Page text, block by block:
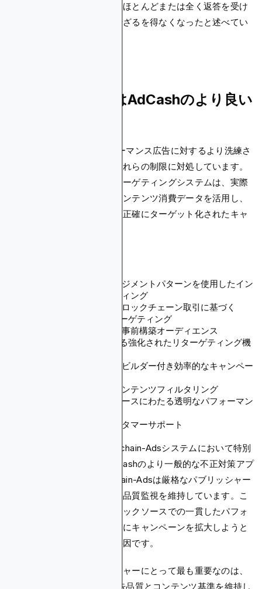
際、ユーザーは苦情に対してほとんどまたは全く返答を受け
られず、アカウントを閉鎖せざるを得なくなったと述べてい
Blockchain-AdsはAdCashのより良い
Blockchain-Adsは、パフォーマンス広告に対するより洗練さ
れたアプローチを通じて、これらの制限に対処しています。
プラットフォームの高度なターゲティングシステムは、実際
のユーザー行動パターンとコンテンツ消費データを活用し、
従来の方法を一貫して上回る正確にターゲット化されたキャ
実際のユーザーエンゲージメントパターンを使用したイン
タレストベースターゲティング
ポートフォリオ残高とブロックチェーン取引に基づく
Web3オーディエンスターゲティング
コンテンツ消費に基づく事前構築オーディエンス
248の地理的位置にわたる強化されたリターゲティング機
内蔵広告クリエイティブビルダー付き効率的なキャンペー
厳格な広告品質基準とコンテンツフィルタリング
すべてのトラフィックソースにわたる透明なパフォーマン
一貫して信頼できるカスタマーサポート
トラフィック品質は、Blockchain-Adsシステムにおいて特別
な注意を受けています。AdCashのより一般的な不正対策アプ
ローチとは異なり、Blockchain-Adsは厳格なパブリッシャー
検証プロセスとリアルタイム品質監視を維持しています。こ
れにより、すべてのトラフィックソースでの一貫したパフォ
ーマンスが保証され、効率的にキャンペーンを拡大しようと
する広告主にとって重要な要因です。
おそらく広告主とパブリッシャーにとって最も重要なのは、
Blockchain-Adsが厳格な広告品質とコンテンツ基準を維持し